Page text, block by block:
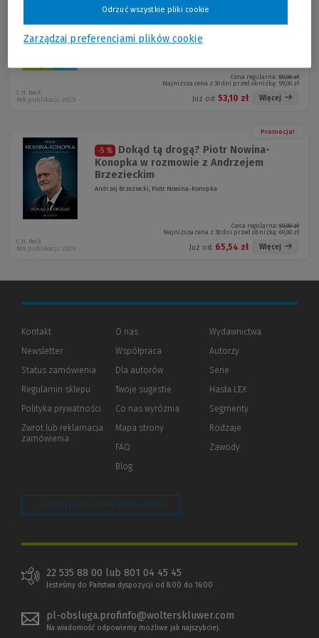
Cena regularna: 59,00 zł
Najniższa cena z 30 dni przed obniżką: 59,00 zł
Już od: 53,10 zł Więcej
C.H. Beck
Rok publikacji: 2025
Promocja!
-5 %
Dokąd tą drogą? Piotr Nowina-
Konopka w rozmowie z Andrzejem
Brzezieckim
Andrzej Brzeziecki, Piotr Nowina-Konopka
Cena regularna: 69,00 zł
Najniższa cena z 30 dni przed obniżką: 69,00 zł
Już od: 65,54 zł Więcej
C.H. Beck
Rok publikacji: 2025
Kontakt
Newsletter
Status zamówienia
Regulamin sklepu
Polityka prywatności (Nowe
(Link
innej
Zwrot lub reklamacja
zamówienia
O nas
Współpraca
Dla autorów(Nowe
(Link
innej
strony)
Twoje sugestie
Co nas wyróżnia
Mapa strony
FAQ
Blog
Wydawnictwa
Autorzy
Serie
Hasła LEX
Segmenty
Rodzaje
Zawody
Zarządzaj preferencjami plików cookie
22 535 88 00 lub 801 04 45 45
Jesteśmy do Państwa dyspozycji od 8:00 do 16:00
pl-obsluga.profinfo@wolterskluwer.com
Na wiadomość odpowiemy możliwe jak najszybciej.
Zarządzaj preferencjami plików cookie
Odrzuć wszystkie pliki cookie